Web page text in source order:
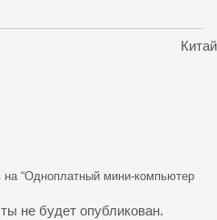
Китай
на “Одноплатный мини-компьютер
не будет опубликован.